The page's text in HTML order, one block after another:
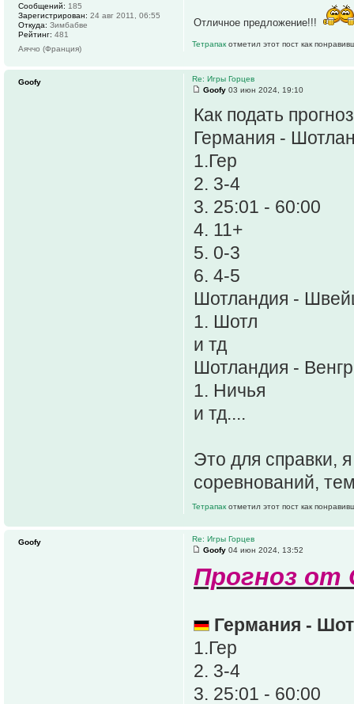
Отличное предложение!!!
Тетрапак отметил этот пост как
Сообщений: 185
Зарегистрирован: 24 авг 2011, 06:55
Откуда: Зимбабве
Рейтинг: 481
Аяччо (Франция)
Re: Игры Горцев
Goofy 03 июн 2024, 19:10
Как подать
Германия -
1.Гер
2. 3-4
3. 25:01 - 60:00
4. 11+
5. 0-3
6. 4-5
Шотландия -
1. Шотл
и тд
Шотландия -
1. Ничья
и тд....
Это для справки,
соревнований,
Тетрапак отметил этот пост как
Goofy
Re: Игры Горцев
Goofy 04 июн 2024, 13:52
Прогноз от
Германия -
1.Гер
2. 3-4
3. 25:01 - 60:00
Goofy